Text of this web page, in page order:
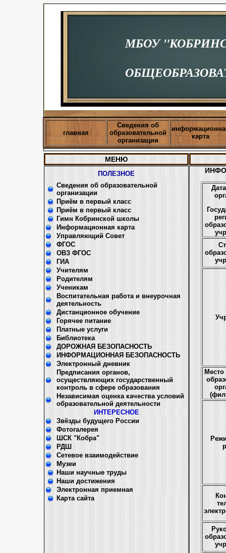
МБОУ
главная
Сведения об
образовательной
организации
карта
МЕНЮ
ПОЛЕЗНОЕ
Сведения об образовательной
организации
Приём в первый класс
Приём в первый класс
Гимн Кобринской школы
Информационная карта
Управляющий Совет
ФГОС
ОВЗ ФГОС
ГИА
Учителям
Родителям
Ученикам
Воспитательная работа и внеурочная
деятельность
Дистанционное обучение
Горячее питание
Платные услуги
Библиотека
ДОРОЖНАЯ БЕЗОПАСНОСТЬ
ИНФОРМАЦИОННАЯ БЕЗОПАСНОСТЬ
Электронный дневник
Предписания органов,
осуществляющих государственный
контроль в сфере образования
Независимая оценка качества условий
образовательной деятельности
ИНТЕРЕСНОЕ
Звёзды будущего России
Фотогалерея
ШСК "Кобра"
РДШ
Сетевое взаимодействие
Музеи
Наши научные труды
Наши достижения
Электронная приемная
Карта сайта